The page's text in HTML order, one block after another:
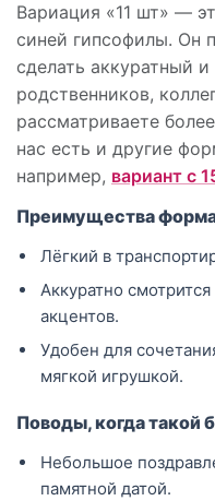
Вариация «11 шт» —
синей гипсофилы. Он
сделать аккуратный
родственников,
рассматриваете
нас есть и другие
например, вариант с
Преимущества
Лёгкий в
Аккуратно
акцентов.
Удобен для
мягкой игрушкой.
Поводы, когда такой
Небольшое
памятной датой.